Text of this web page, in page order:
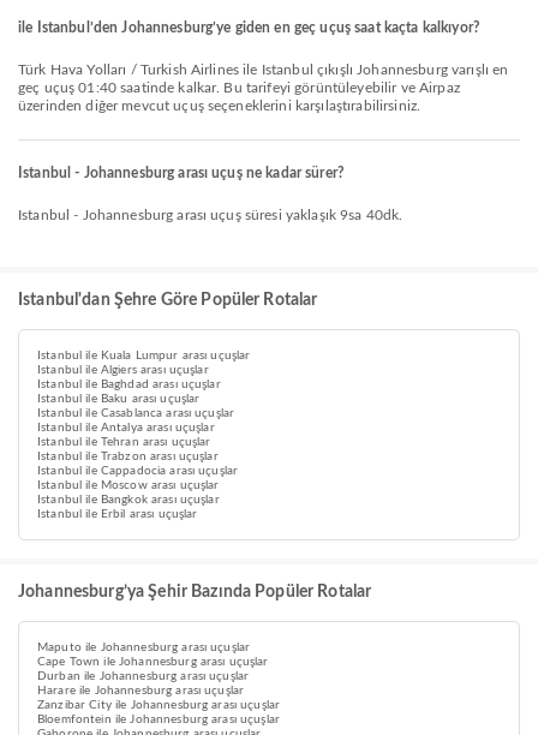
ile Istanbul’den Johannesburg’ye giden en geç uçuş saat kaçta kalkıyor?
Türk Hava Yolları / Turkish Airlines ile Istanbul çıkışlı Johannesburg varışlı en
geç uçuş 01:40 saatinde kalkar. Bu tarifeyi görüntüleyebilir ve Airpaz
üzerinden diğer mevcut uçuş seçeneklerini karşılaştırabilirsiniz.
Istanbul - Johannesburg arası uçuş ne kadar sürer?
Istanbul - Johannesburg arası uçuş süresi yaklaşık 9sa 40dk.
Istanbul'dan Şehre Göre Popüler Rotalar
Istanbul ile Kuala Lumpur arası uçuşlar
Istanbul ile Algiers arası uçuşlar
Istanbul ile Baghdad arası uçuşlar
Istanbul ile Baku arası uçuşlar
Istanbul ile Casablanca arası uçuşlar
Istanbul ile Antalya arası uçuşlar
Istanbul ile Tehran arası uçuşlar
Istanbul ile Trabzon arası uçuşlar
Istanbul ile Cappadocia arası uçuşlar
Istanbul ile Moscow arası uçuşlar
Istanbul ile Bangkok arası uçuşlar
Istanbul ile Erbil arası uçuşlar
Johannesburg’ya Şehir Bazında Popüler Rotalar
Maputo ile Johannesburg arası uçuşlar
Cape Town ile Johannesburg arası uçuşlar
Durban ile Johannesburg arası uçuşlar
Harare ile Johannesburg arası uçuşlar
Zanzibar City ile Johannesburg arası uçuşlar
Bloemfontein ile Johannesburg arası uçuşlar